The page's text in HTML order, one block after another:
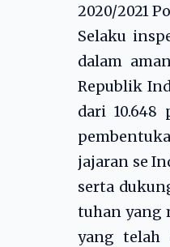
2020/2021
Selaku
dalam
Republik
dari
jajaran se
serta
tuhan yang
yang telah